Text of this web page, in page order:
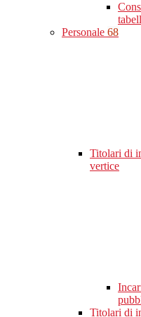
Personale 68
Titolari di
vertice
Titolari di